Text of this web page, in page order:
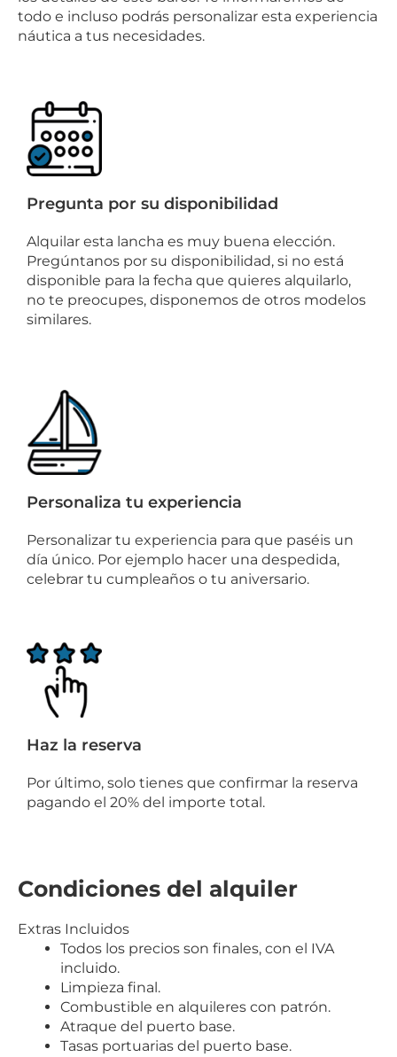
todo e incluso podrás personalizar esta experiencia
náutica a tus necesidades.
Pregunta por su disponibilidad
Alquilar esta lancha es muy buena elección.
Pregúntanos por su disponibilidad, si no está
disponible para la fecha que quieres alquilarlo,
no te preocupes, disponemos de otros modelos
similares.
Personaliza tu experiencia
Personalizar tu experiencia para que paséis un
día único. Por ejemplo hacer una despedida,
celebrar tu cumpleaños o tu aniversario.
Haz la reserva
Por último, solo tienes que confirmar la reserva
pagando el 20% del importe total.
Condiciones del alquiler
Extras Incluidos
Todos los precios son finales, con el IVA
incluido.
Limpieza final.
Combustible en alquileres con patrón.
Atraque del puerto base.
Tasas portuarias del puerto base.